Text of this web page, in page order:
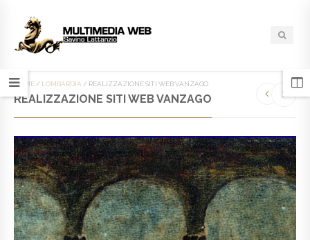
HOME / LOMBARDIA / REALIZZAZIONE SITI WEB VANZAGO
REALIZZAZIONE SITI WEB VANZAGO